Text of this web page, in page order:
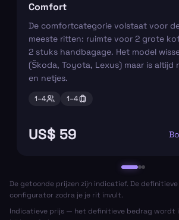
Comfort
De comfortcategorie volstaat voor
meeste ritten: ruimte voor 2 grote
2 stuks handbagage. Het model
(Škoda, Toyota, Lexus) maar is altijd
en netjes.
1–4 1–4
US$ 59
De getoonde prijzen zijn indicatief. De
configurator zodra je je rit invult.
Indicatieve prijs — het definitieve bedrag wordt